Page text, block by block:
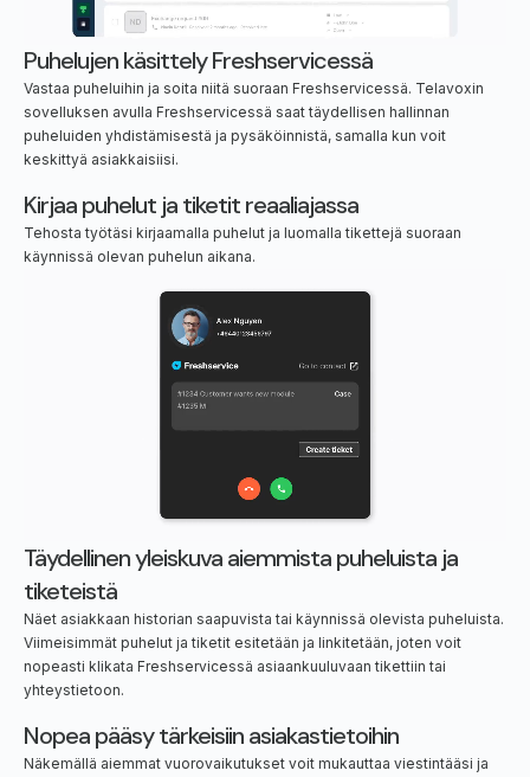
Puhelujen käsittely Freshservicessä
Vastaa puheluihin ja soita niitä suoraan Freshservicessä. Telavoxin
sovelluksen avulla Freshservicessä saat täydellisen hallinnan
puheluiden yhdistämisestä ja pysäköinnistä, samalla kun voit
keskittyä asiakkaisiisi.
Kirjaa puhelut ja tiketit reaaliajassa
Tehosta työtäsi kirjaamalla puhelut ja luomalla tikettejä suoraan
käynnissä olevan puhelun aikana.
Täydellinen yleiskuva aiemmista puheluista ja
tiketeistä
Näet asiakkaan historian saapuvista tai käynnissä olevista puheluista.
Viimeisimmät puhelut ja tiketit esitetään ja linkitetään, joten voit
nopeasti klikata Freshservicessä asiaankuuluvaan tikettiin tai
yhteystietoon.
Nopea pääsy tärkeisiin asiakastietoihin
Näkemällä aiemmat vuorovaikutukset voit mukauttaa viestintääsi ja